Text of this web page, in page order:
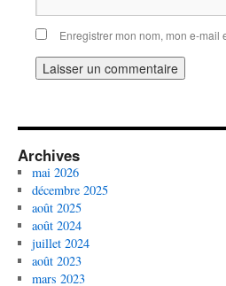
Enregistrer mon nom, mon e-
Archives
mai 2026
décembre 2025
août 2025
août 2024
juillet 2024
août 2023
mars 2023